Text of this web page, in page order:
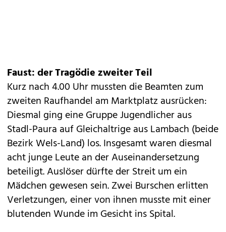
Faust: der Tragödie zweiter Teil
Kurz nach 4.00 Uhr mussten die Beamten zum
zweiten Raufhandel am Marktplatz ausrücken:
Diesmal ging eine Gruppe Jugendlicher aus
Stadl-Paura auf Gleichaltrige aus Lambach (beide
Bezirk Wels-Land) los. Insgesamt waren diesmal
acht junge Leute an der Auseinandersetzung
beteiligt. Auslöser dürfte der Streit um ein
Mädchen gewesen sein. Zwei Burschen erlitten
Verletzungen, einer von ihnen musste mit einer
blutenden Wunde im Gesicht ins Spital.